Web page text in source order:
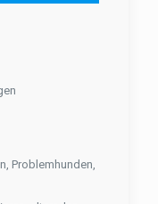
Problemhunden,